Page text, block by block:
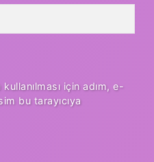
için adım, e-
bu tarayıcıya